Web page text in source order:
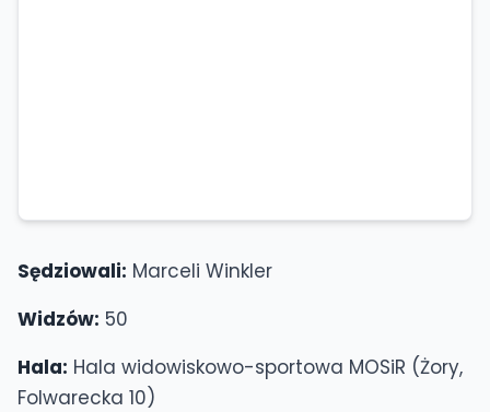
Sędziowali: Marceli Winkler
Widzów: 50
Hala: Hala widowiskowo-sportowa MOSiR (Żory,
Folwarecka 10)